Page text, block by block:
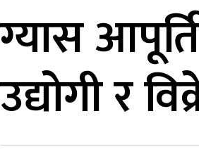
ग्यास
उद्योगी र